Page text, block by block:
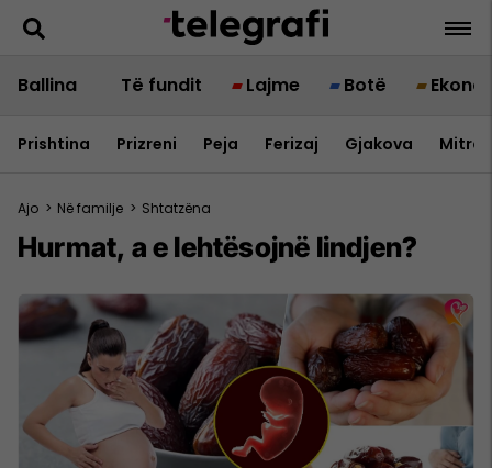
Ballina Të fundit Lajme Botë
Prishtina Prizreni Peja Ferizaj Gjakova
Ajo > Në familje > Shtatzëna
Hurmat, a e lehtësojnë lindjen?